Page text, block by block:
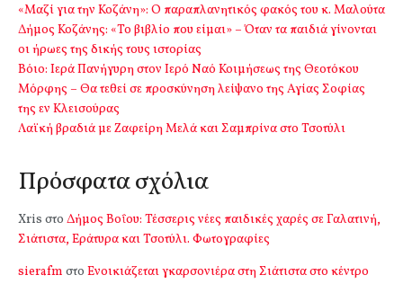
«Μαζί για την Κοζάνη»: Ο παραπλανητικός φακός του κ. Μαλούτα
Δήμος Κοζάνης: «Το βιβλίο που είμαι» – Όταν τα παιδιά γίνονται
οι ήρωες της δικής τους ιστορίας
Βόιο: Ιερά Πανήγυρη στον Ιερό Ναό Κοιμήσεως της Θεοτόκου
Μόρφης – Θα τεθεί σε προσκύνηση λείψανο της Αγίας Σοφίας
της εν Κλεισούρας
Λαϊκή βραδιά με Ζαφείρη Μελά και Σαμπρίνα στο Τσοτύλι
Πρόσφατα σχόλια
Xris στο Δήμος Βοΐου: Τέσσερις νέες παιδικές χαρές σε Γαλατινή,
Σιάτιστα, Εράτυρα και Τσοτύλι. Φωτογραφίες
sierafm στο Ενοικιάζεται γκαρσονιέρα στη Σιάτιστα στο κέντρο